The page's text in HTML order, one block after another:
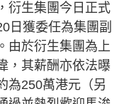
衍生集團今日正式
日獲委任為集團副
由於衍生集團為上
，其薪酬亦依法曝
為250萬港元（另